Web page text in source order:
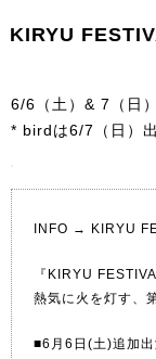
KIRYU
6/6（土）& 7（日
* birdは6/7（日）
INFO → KIRYU
『KIRYU
熱気に火を灯す、
■6月6日(土)追加出